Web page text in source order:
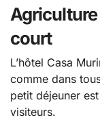
court
L’hôtel Casa
comme dans
petit déjeuner
visiteurs.